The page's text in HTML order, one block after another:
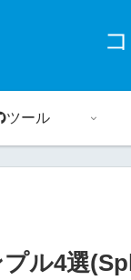
ツール
ル4選